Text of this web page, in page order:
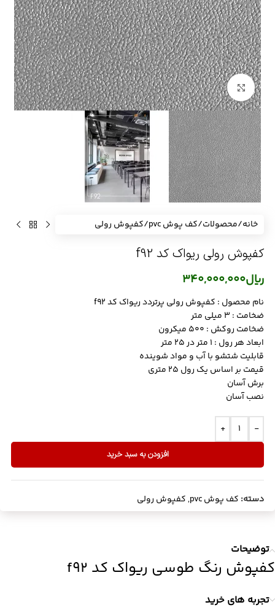
برای بزرگنمایی کلیک کنید
خانه/محصولات/کف پوش pvc /کفپوش رولی
کفپوش رولی ریواک کد f92
ریال340,000,000
نام محصول : کفپوش رولی پرتردد ریواک کد f92
ضخامت : 3 میلی متر
ضخامت روکش : 500 میکرون
ابعاد هر رول : 1 متر در 25 متر
قابلیت شتشو با آب و مواد شوینده
قیمت بر اساس یک رول 25 متری
برش آسان
نصب آسان
-
+
افزودن به سبد خرید
دسته: کف پوش pvc ,کفپوش رولی
توضیحات
کفپوش رنگ طوسی ریواک کد f92
تجربه های خرید